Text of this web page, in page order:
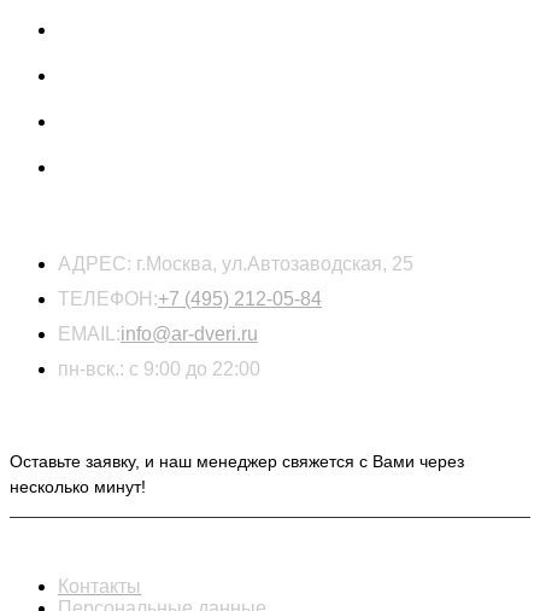
АДРЕС: г.Москва, ул.Автозаводская, 25
ТЕЛЕФОН:+7 (495) 212-05-84
EMAIL:info@ar-dveri.ru
пн-вск.: с 9:00 до 22:00
Оставьте заявку, и наш менеджер свяжется с Вами через
несколько минут!
Контакты